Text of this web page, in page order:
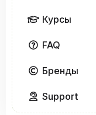
Курсы
FAQ
Бренды
Support